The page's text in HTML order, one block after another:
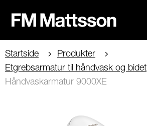
Startside
Produkter
Etgrebsarmatur til håndvask og bidet
Håndvaskarmatur 9000XE